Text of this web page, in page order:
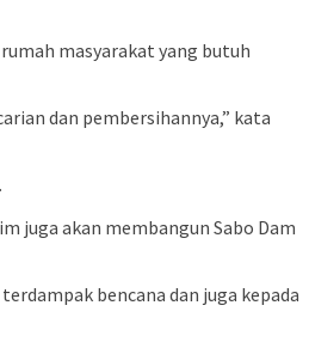
masyarakat yang butuh
dan pembersihannya,” kata
juga akan membangun Sabo Dam
bencana dan juga kepada